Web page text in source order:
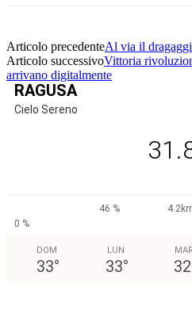
Articolo precedenteAl via il
Articolo successivoVittoria
arrivano digitalmente
RAGUSA
Cielo Sereno
46 %
0 %
DOM
33°
LUN
33°
MAR
32